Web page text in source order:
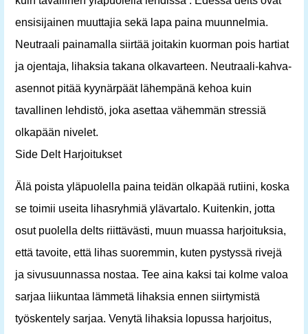
ensisijainen muuttajia sekä lapa paina muunnelmia.
Neutraali painamalla siirtää joitakin kuorman pois hartiat
ja ojentaja, lihaksia takana olkavarteen. Neutraali-kahva-
asennot pitää kyynärpäät lähempänä kehoa kuin
tavallinen lehdistö, joka asettaa vähemmän stressiä
olkapään nivelet.
Side Delt Harjoitukset
Älä poista yläpuolella paina teidän olkapää rutiini, koska
se toimii useita lihasryhmiä ylävartalo. Kuitenkin, jotta
osut puolella delts riittävästi, muun muassa harjoituksia,
että tavoite, että lihas suoremmin, kuten pystyssä rivejä
ja sivusuunnassa nostaa. Tee aina kaksi tai kolme valoa
sarjaa liikuntaa lämmetä lihaksia ennen siirtymistä
työskentely sarjaa. Venytä lihaksia lopussa harjoitus,